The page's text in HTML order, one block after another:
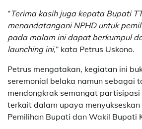
“Terima kasih juga kepata Bupati
menandatangani NPHD untuk
pada malam ini dapat berkumpul
launching ini,” kata Petrus Uskono.
Petrus mengatakan, kegiatan ini
seremonial belaka namun sebagai
mendongkrak semangat partisipasi
terkait dalam upaya
Pemilihan Bupati dan Wakil Bupati